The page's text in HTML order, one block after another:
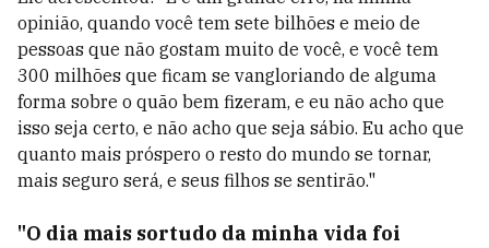
opinião, quando você tem sete bilhões e meio de
pessoas que não gostam muito de você, e você tem
300 milhões que ficam se vangloriando de alguma
forma sobre o quão bem fizeram, e eu não acho que
isso seja certo, e não acho que seja sábio. Eu acho que
quanto mais próspero o resto do mundo se tornar,
mais seguro será, e seus filhos se sentirão."
"O dia mais sortudo da minha vida foi